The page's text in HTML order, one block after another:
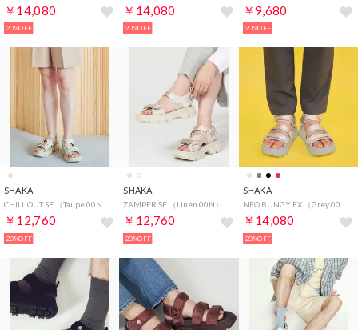
￥14,080
20%OFF
￥14,080
20%OFF
￥9,680
20%OFF
SHAKA
￥12,760
20%OFF
SHAKA
ZAMPER SF （Linen 00N）
￥12,760
20%OFF
SHAKA
￥14,080
20%OFF